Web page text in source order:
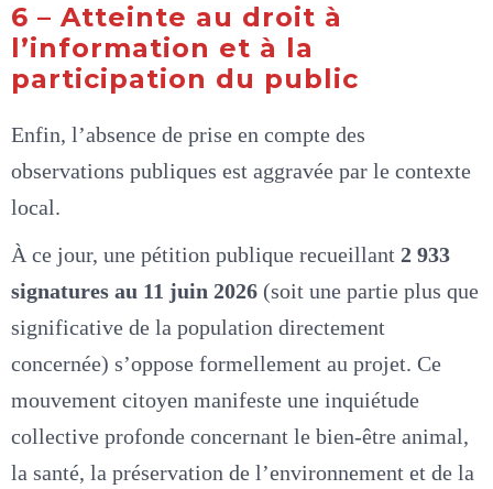
6 – Atteinte au droit à
l’information et à la
participation du public
Enfin, l’absence de prise en compte des
observations publiques est aggravée par le contexte
local.
À ce jour, une pétition publique recueillant 2 933
signatures au 11 juin 2026 (soit une partie plus que
significative de la population directement
concernée) s’oppose formellement au projet. Ce
mouvement citoyen manifeste une inquiétude
collective profonde concernant le bien-être animal,
la santé, la préservation de l’environnement et de la